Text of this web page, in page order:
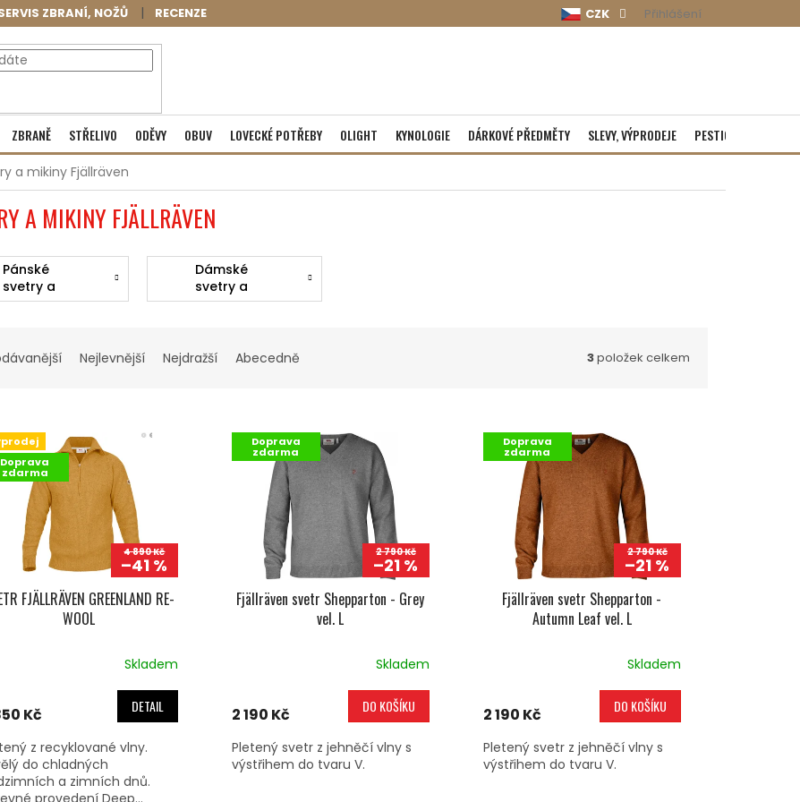
ZBRANÍ, NOŽŮ RECENZE CZK Přihlášení
NÁKUPNÍ
KOŠÍK
Prázdný košík
ZBRANĚ STŘELIVO ODĚVY OBUV LOVECKÉ POTŘEBY OLIGHT KYNOLOGIE DÁRKOVÉ PŘEDMĚTY SLEVY, VÝPRODEJE PESTICIDY
a mikiny Fjällräven
A MIKINY FJÄLLRÄVEN
Pánské
svetry a
mikiny
Dámské
svetry a
mikiny
Nejlevnější Nejdražší Abecedně 3položek celkem
Doprava
zdarma
4 890 Kč
–41 %
FJÄLLRÄVEN GREENLAND RE-
WOOL
Skladem
Kč DETAIL
z recyklované vlny.
do chladných
a zimních dnů.
Doprava
zdarma
2 790 Kč
–21 %
Fjällräven svetr Shepparton - Grey
vel. L
Skladem
2 190 Kč DO KOŠÍKU
Pletený svetr z jehněčí vlny s
výstřihem do tvaru V.
Doprava
zdarma
2 790 Kč
–21 %
Fjällräven svetr Shepparton -
Autumn Leaf vel. L
Skladem
2 190 Kč DO KOŠÍKU
Pletený svetr z jehněčí vlny s
výstřihem do tvaru V.